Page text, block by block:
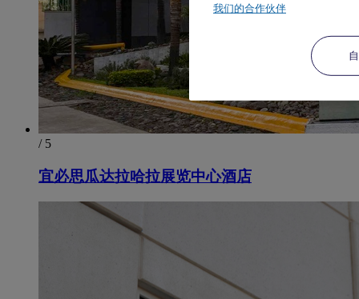
/ 5
宜必思瓜达拉哈拉展览中心酒店
我们的合作伙伴